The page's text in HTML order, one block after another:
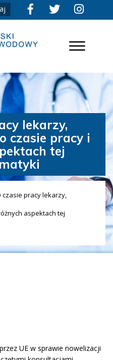
lekarzy,
czasie pracy i
tej
czasie pracy lekarzy,
aspektach tej
UE w sprawie nowelizacji